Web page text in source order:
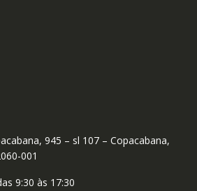
945 – sl 107 – Copacabana,
001
9:30 às 17:30